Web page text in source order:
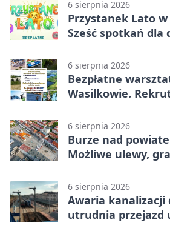
6 sierpnia 2026
Przystanek Lato w
Sześć spotkań dla
6 sierpnia 2026
Bezpłatne
Wasilkowie.
6 sierpnia 2026
Burze nad
Możliwe ulewy,
6 sierpnia 2026
Awaria kanalizacji
utrudnia przejazd